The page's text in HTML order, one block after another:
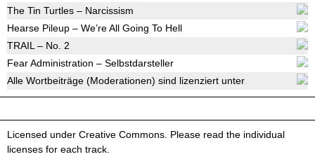
The Tin Turtles – Narcissism
Hearse Pileup – We’re All Going To Hell
TRAIL – No. 2
Fear Administration – Selbstdarsteller
Alle Wortbeiträge (Moderationen) sind lizenziert unter
Licensed under Creative Commons. Please read the individual
licenses for each track.